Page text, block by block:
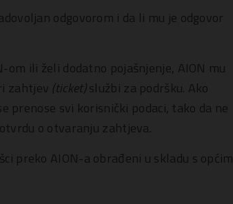
odgovorom i da li mu je odgovor
ili želi dodatno pojašnjenje, AION mu
zahtjev (ticket)službi za podršku. Ako
prenose svi korisnički podaci, tako da ne
o otvaranju zahtjeva.
preko AION-a obrađeni u skladu s općim